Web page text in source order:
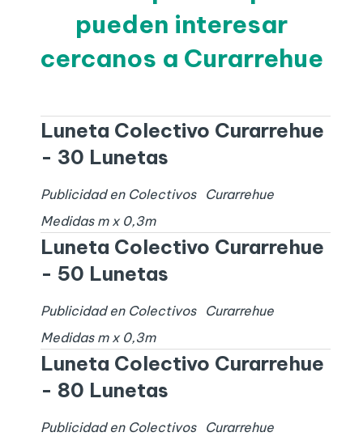
pueden interesar
cercanos a Curarrehue
Luneta Colectivo Curarrehue
- 30 Lunetas
Publicidad en Colectivos
Curarrehue
Medidas m x 0,3m
Luneta Colectivo Curarrehue
- 50 Lunetas
Publicidad en Colectivos
Curarrehue
Medidas m x 0,3m
Luneta Colectivo Curarrehue
- 80 Lunetas
Publicidad en Colectivos
Curarrehue